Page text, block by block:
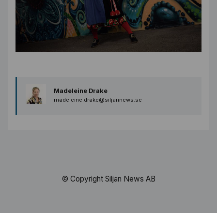
Madeleine Drake
madeleine.drake@siljannews.se
© Copyright Siljan News AB